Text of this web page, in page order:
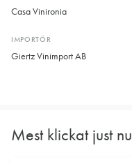
Casa Vinironia
IMPORTÖR
Giertz Vinimport AB
Mest klickat just nu